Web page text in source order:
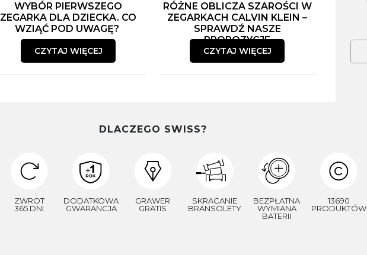
WYBÓR PIERWSZEGO
ZEGARKA DLA DZIECKA. CO
WZIĄĆ POD UWAGĘ?
CZYTAJ WIĘCEJ
RÓŻNE OBLICZA SZAROŚCI W
ZEGARKACH CALVIN KLEIN –
SPRAWDŹ NASZE
PROPOZYCJE
CZYTAJ WIĘCEJ
DLACZEGO SWISS?
ZWROT
365 DNI
DODATKOWA
GWARANCJA
GRAWER
GRATIS
SKRACANIE
BRANSOLETY
BEZPŁATNA
WYMIANA
BATERII
13690
PRODUKTÓW